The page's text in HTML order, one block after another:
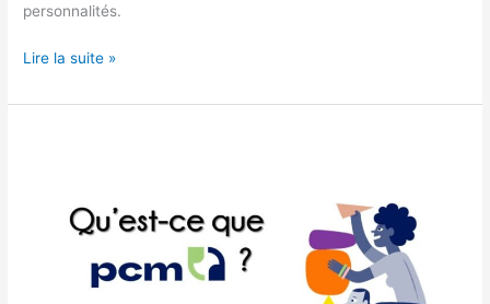
personnalités.
Lire la suite »